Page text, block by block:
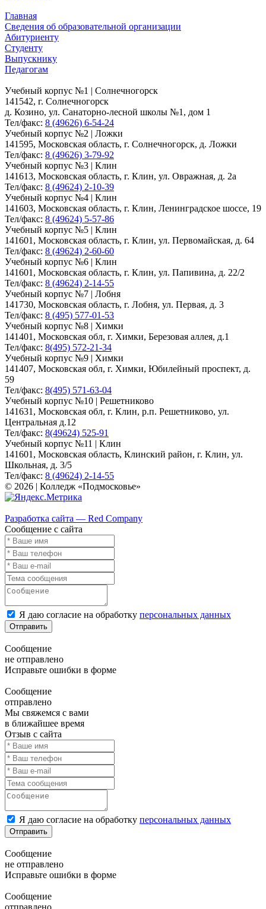
Главная
Сведения об образовательной организации
Абитуриенту
Студенту
Выпускнику
Педагогам
Учебный корпус №1 | Солнечногорск
141542, г. Солнечногорск
д. Козино, ул. Санаторно-лесной школы №1, дом 1
Тел/факс: 8 (49626) 6-54-24
Учебный корпус №2 | Ложки
141595, Московская область, г. Солнечногорск, д. Ложки
Тел/факс: 8 (49626) 3-79-92
Учебный корпус №3 | Клин
141613, Московская область, г. Клин, ул. Овражная, д. 2а
Тел/факс: 8 (49624) 2-10-39
Учебный корпус №4 | Клин
141603, Московская область, г. Клин, Ленинградское шоссе, 19
Тел/факс: 8 (49624) 5-57-86
Учебный корпус №5 | Клин
141601, Московская область, г. Клин, ул. Первомайская, д. 64
Тел/факс: 8 (49624) 2-60-60
Учебный корпус №6 | Клин
141601, Московская область, г. Клин, ул. Папивина, д. 22/2
Тел/факс: 8 (49624) 2-14-55
Учебный корпус №7 | Лобня
141730, Московская область, г. Лобня, ул. Первая, д. 3
Тел/факс: 8 (495) 577-01-53
Учебный корпус №8 | Химки
141401, Московская обл, г. Химки, Березовая аллея, д.1
Тел/факс: 8(495) 572-21-34
Учебный корпус №9 | Химки
141407, Московская обл, г. Химки, Юбилейный проспект, д.
59
Тел/факс: 8(495) 571-63-04
Учебный корпус №10 | Решетниково
141631, Московская обл, г. Клин, р.п. Решетниково, ул.
Центральная д.12
Тел/факс: 8(49624) 525-91
Учебный корпус №11 | Клин
141601, Московская область, Клинский район, г. Клин, ул.
Школьная, д. 3/5
Тел/факс: 8 (49624) 2-14-55
© 2026 | Колледж «Подмосковье»
Разработка сайта — Red Company
Сообщение с сайта
Я даю согласие на обработку персональных данных
Отправить
Сообщение
не отправлено
Исправьте ошибки в форме
Сообщение
отправлено
Мы свяжемся с вами
в ближайшее время
Отзыв с сайта
Я даю согласие на обработку персональных данных
Отправить
Сообщение
не отправлено
Исправьте ошибки в форме
Сообщение
отправлено